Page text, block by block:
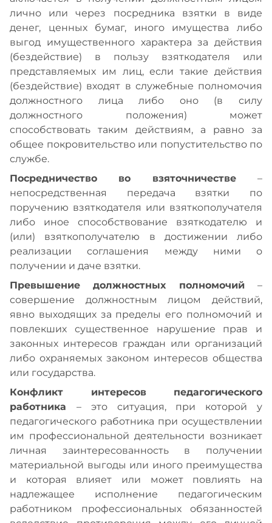
лично или через посредника взятки в виде
денег, ценных бумаг, иного имущества либо
выгод имущественного характера за действия
(бездействие) в пользу взяткодателя или
представляемых им лиц, если такие действия
(бездействие) входят в служебные полномочия
должностного лица либо оно (в силу
должностного положения) может
способствовать таким действиям, а равно за
общее покровительство или попустительство по
службе.
Посредничество во взяточничестве –
непосредственная передача взятки по
поручению взяткодателя или взяткополучателя
либо иное способствование взяткодателю и
(или) взяткополучателю в достижении либо
реализации соглашения между ними о
получении и даче взятки.
Превышение должностных полномочий –
совершение должностным лицом действий,
явно выходящих за пределы его полномочий и
повлекших существенное нарушение прав и
законных интересов граждан или организаций
либо охраняемых законом интересов общества
или государства.
Конфликт интересов педагогического
работника – это ситуация, при которой у
педагогического работника при осуществлении
им профессиональной деятельности возникает
личная заинтересованность в получении
материальной выгоды или иного преимущества
и которая влияет или может повлиять на
надлежащее исполнение педагогическим
работником профессиональных обязанностей